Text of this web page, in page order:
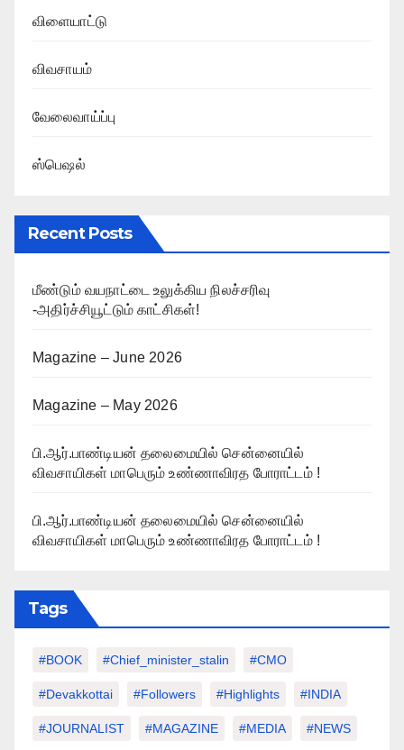
விளையாட்டு
விவசாயம்
வேலைவாய்ப்பு
ஸ்பெஷல்
Recent Posts
மீண்டும் வயநாட்டை உலுக்கிய நிலச்சரிவு
-அதிர்ச்சியூட்டும் காட்சிகள்!
Magazine – June 2026
Magazine – May 2026
பி.ஆர்.பாண்டியன் தலைமையில் சென்னையில்
விவசாயிகள் மாபெரும் உண்ணாவிரத போராட்டம் !
பி.ஆர்.பாண்டியன் தலைமையில் சென்னையில்
விவசாயிகள் மாபெரும் உண்ணாவிரத போராட்டம் !
Tags
#BOOK #chief_minister_stalin #CMO
#devakkottai #followers #highlights #INDIA
#JOURNALIST #MAGAZINE #MEDIA #NEWS